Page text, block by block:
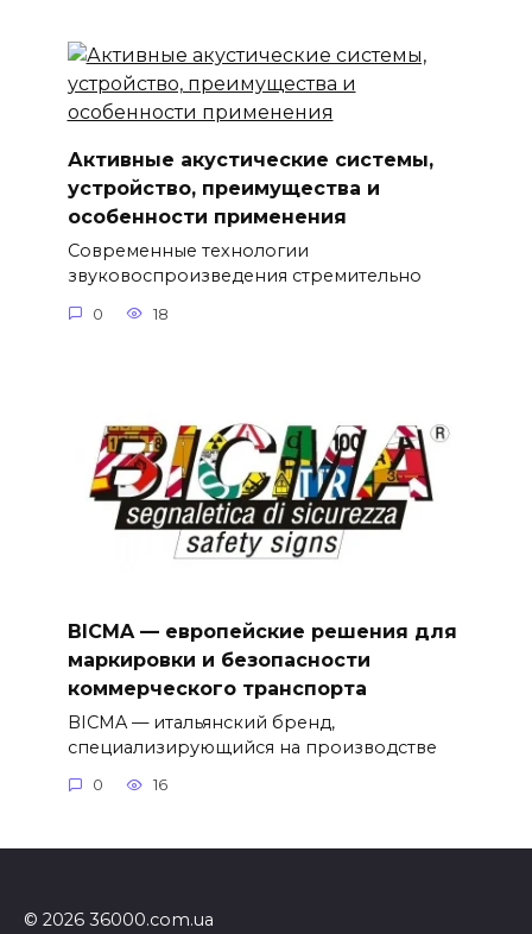
Активные акустические системы,
устройство, преимущества и
особенности применения
Современные технологии
звуковоспроизведения стремительно
0 18
BICMA — европейские решения для
маркировки и безопасности
коммерческого транспорта
BICMA — итальянский бренд,
специализирующийся на производстве
0 16
© 2026 36000.com.ua